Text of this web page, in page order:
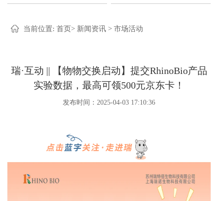
当前位置: 首页> 新闻资讯 > 市场活动
瑞·互动 || 【物物交换启动】提交RhinoBio产品
实验数据，最高可领500元京东卡！
发布时间：2025-04-03 17:10:36